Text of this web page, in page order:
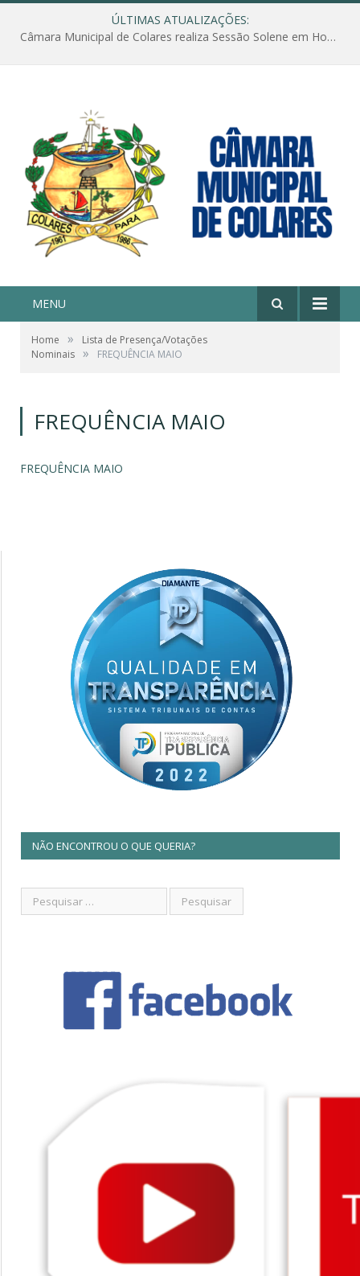
ÚLTIMAS ATUALIZAÇÕES:
Câmara Municipal de Colares realiza Sessão Solene em Homenagem ao Dia das Mães
MENU
Home »
Lista de Presença/Votações
Nominais » FREQUÊNCIA MAIO
FREQUÊNCIA MAIO
FREQUÊNCIA MAIO
NÃO ENCONTROU O QUE QUERIA?